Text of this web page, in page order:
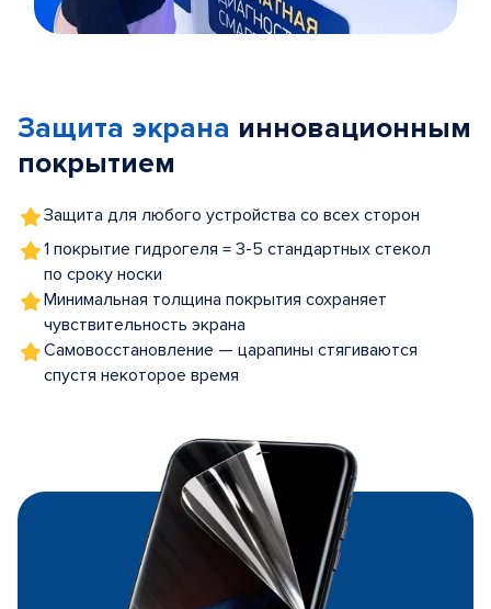
5
Защита экрана инновационным
покрытием
Защита для любого устройства со всех сторон
1 покрытие гидрогеля = 3-5 стандартных стекол
по сроку носки
Минимальная толщина покрытия сохраняет
чувствительность экрана
Самовосстановление — царапины стягиваются
спустя некоторое время